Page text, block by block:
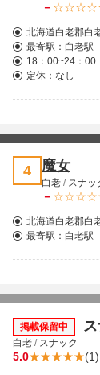
－
北海道白老郡白
最寄駅： 白老駅
18：00~24：00
定休：なし
4 魔女
白老 / スナッ
－
北海道白老郡白
最寄駅： 白老駅
掲載保留中
白老 / スナック
5.0 (1)